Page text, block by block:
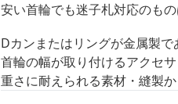
安い首輪でも迷子札対応のも
Dカンまたはリングが金属製で
首輪の幅が取り付けるアクセ
重さに耐えられる素材・縫製